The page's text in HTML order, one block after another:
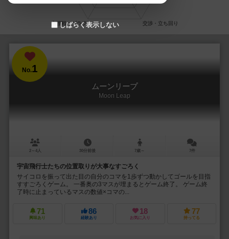
No.1
ムーンリープ
Moon Leap
2～4人 30分前後 7歳～ 7件
宇宙飛行士たちの位置取りが大事なすごろく
サイコロを振って出た目の自分のコマを1歩ずつ動かしてゴールを目指
すすごろくゲーム。 一番奥の3マスが埋まるとゲーム終了。 ゲーム終
了時に止まっているマスの数値×コマの...
71
興味あり
86
経験あり
18
お気に入り
77
持ってる
しばらく表示しない